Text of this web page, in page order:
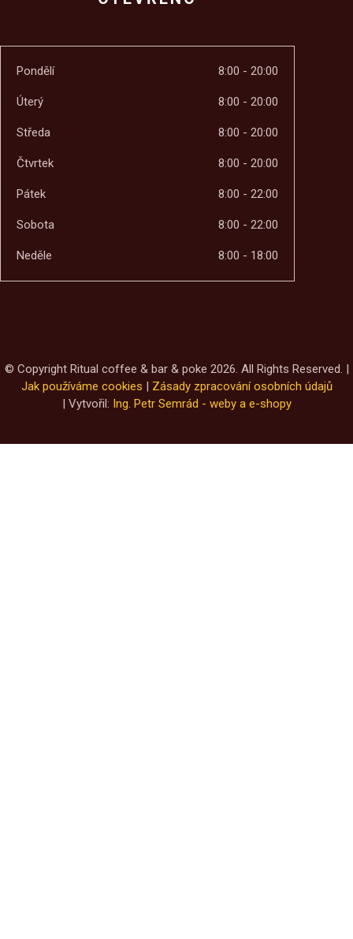
Pondělí 8:00 - 20:00
Úterý 8:00 - 20:00
Středa 8:00 - 20:00
Čtvrtek 8:00 - 20:00
Pátek 8:00 - 22:00
Sobota 8:00 - 22:00
Neděle 8:00 - 18:00
© Copyright Ritual coffee & bar & poke 2026. All Rights Reserved. |
Jak používáme cookies | Zásady zpracování osobních údajů
| Vytvořil: Ing. Petr Semrád - weby a e-shopy